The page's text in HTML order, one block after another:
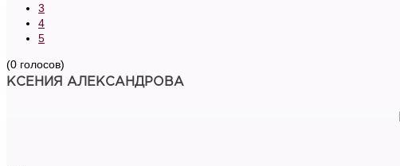
3
4
5
(0 голосов)
КСЕНИЯ АЛЕКСАНДРОВА